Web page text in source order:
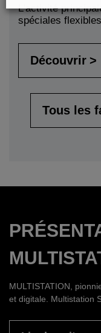
L'activité
spéciales
Découvrir
Tous les
MULTISTATION,
et digitale. Multistation